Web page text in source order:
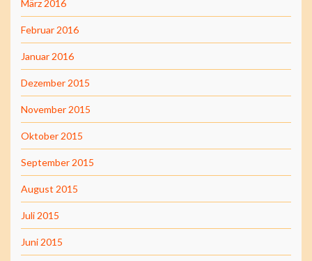
März 2016
Februar 2016
Januar 2016
Dezember 2015
November 2015
Oktober 2015
September 2015
August 2015
Juli 2015
Juni 2015